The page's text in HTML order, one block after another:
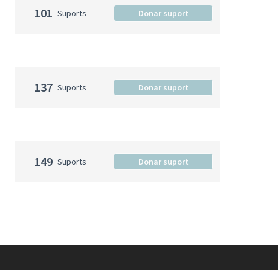
101 Suports Donar suport
137 Suports Donar suport
149 Suports Donar suport